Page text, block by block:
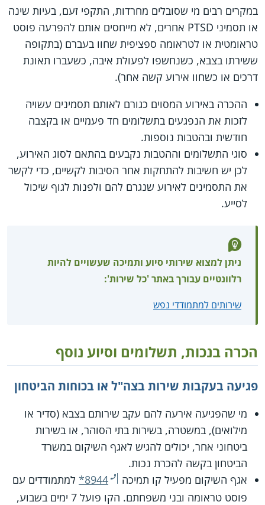
במקרים רבים מי שסובלים מחרדות, התקפי זעם, בעיות שינה
או תסמיני PTSD אחרים, לא מייחסים אותם להפרעה פוסט
טראומטית או לטראומה ספציפית שחוו בעברם (בתקופה
ששירתו בצבא, כשנחשפו לפעולת איבה, כשעברו תאונת
דרכים או כשחוו אירוע קשה אחר).
ההכרה באירוע המסוים כגורם לאותם תסמינים עשויה
לזכות את הנפגעים בתשלומים חד פעמיים או בקצבה
חודשית ובהטבות נוספות.
סוגי התשלומים וההטבות נקבעים בהתאם לסוג האירוע,
לכן יש חשיבות להתחקות אחר הסיבות לקשיים, כדי לקשר
את התסמינים לאירוע שנגרם להם ולפנות לגוף שיכול
לסייע.
ניתן למצוא שירותי סיוע ותמיכה שעשויים להיות
רלוונטיים עבורך באתר 'כל שירות':
שירותים למתמודדי נפש
הכרה בנכות, תשלומים וסיוע נוסף
פגיעה בעקבות שירות בצה"ל או בכוחות הביטחון
מי שהפגיעה אירעה להם עקב שירותם בצבא (סדיר או
מילואים), במשטרה, בשירות בתי הסוהר, או בשירות
ביטחוני אחר, יכולים להגיש לאגף השיקום במשרד
הביטחון בקשה להכרת נכות.
אגף השיקום מפעיל קו תמיכה
*8944 למתמודדים עם
פוסט טראומה ובני משפחתם. הקו פועל 7 ימים בשבוע,